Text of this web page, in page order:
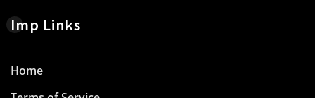
Imp Links
Home